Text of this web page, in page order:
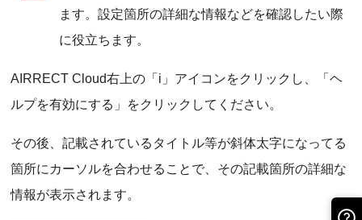
ます。設定箇所の詳細な情報などを確認したい際
に役立ちます。
AIRRECT Cloud右上の「i」アイコンをクリックし、「ヘ
ルプを有効にする」をクリックしてください。
その後、記載されているタイトル等が斜体太字になってる
箇所にカーソルを合わせることで、その記載箇所の詳細な
情報が表示されます。